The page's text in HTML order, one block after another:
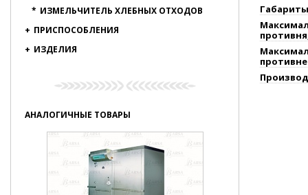
* ИЗМЕЛЬЧИТЕЛЬ ХЛЕБНЫХ ОТХОДОВ
+ ПРИСПОСОБЛЕНИЯ
+ ИЗДЕЛИЯ
АНАЛОГИЧНЫЕ ТОВАРЫ